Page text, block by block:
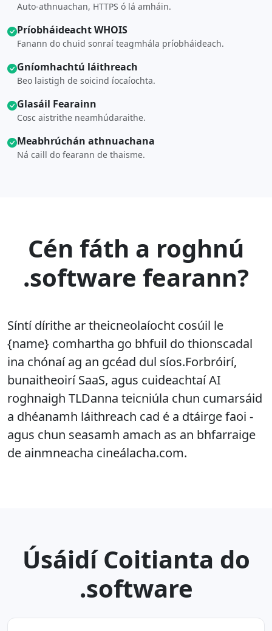
Auto-athnuachan, HTTPS ó lá amháin.
Príobháideacht WHOIS
Fanann do chuid sonraí teagmhála príobháideach.
Gníomhachtú láithreach
Beo laistigh de soicind íocaíochta.
Glasáil Fearainn
Cosc aistrithe neamhúdaraithe.
Meabhrúchán athnuachana
Ná caill do fearann de thaisme.
Cén fáth a roghnú
.software fearann?
Síntí dírithe ar theicneolaíocht cosúil le
{name} comhartha go bhfuil do thionscadal
ina chónaí ag an gcéad dul síos.Forbróirí,
bunaitheoirí SaaS, agus cuideachtaí AI
roghnaigh TLDanna teicniúla chun cumarsáid
a dhéanamh láithreach cad é a dtáirge faoi -
agus chun seasamh amach as an bhfarraige
de ainmneacha cineálacha.com.
Úsáidí Coitianta do
.software